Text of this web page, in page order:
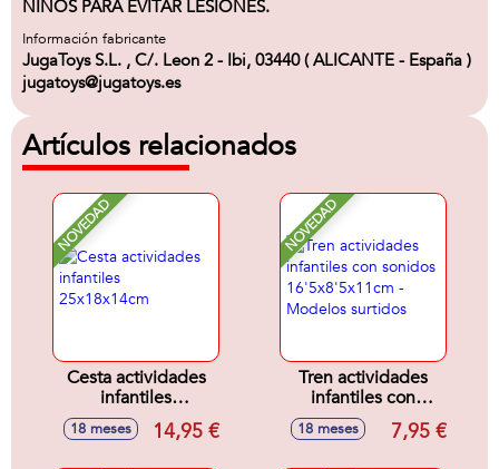
NIÑOS PARA EVITAR LESIONES.
Información fabricante
JugaToys S.L. , C/. Leon 2 - Ibi, 03440 ( ALICANTE - España )
jugatoys@jugatoys.es
Artículos relacionados
NOVEDAD
Cesta actividades
infantiles
25x18x14cm
18 meses 14,95 €
NOVEDAD
Tren actividades
infantiles con
sonidos
16'5x8'5x11cm -
18 meses 7,95 €